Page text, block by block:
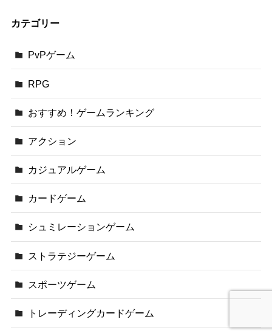
カテゴリー
PvPゲーム
RPG
おすすめ！ゲームランキング
アクション
カジュアルゲーム
カードゲーム
シュミレーションゲーム
ストラテジーゲーム
スポーツゲーム
トレーディングカードゲーム